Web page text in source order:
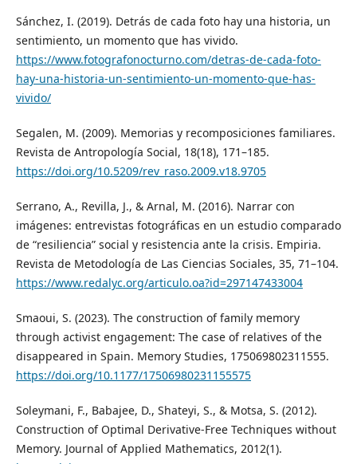
Sánchez, I. (2019). Detrás de cada foto hay una historia, un
sentimiento, un momento que has vivido.
https://www.fotografonocturno.com/detras-de-cada-foto-
hay-una-historia-un-sentimiento-un-momento-que-has-
vivido/
Segalen, M. (2009). Memorias y recomposiciones familiares.
Revista de Antropología Social, 18(18), 171–185.
https://doi.org/10.5209/rev_raso.2009.v18.9705
Serrano, A., Revilla, J., & Arnal, M. (2016). Narrar con
imágenes: entrevistas fotográficas en un estudio comparado
de “resiliencia” social y resistencia ante la crisis. Empiria.
Revista de Metodología de Las Ciencias Sociales, 35, 71–104.
https://www.redalyc.org/articulo.oa?id=297147433004
Smaoui, S. (2023). The construction of family memory
through activist engagement: The case of relatives of the
disappeared in Spain. Memory Studies, 175069802311555.
https://doi.org/10.1177/17506980231155575
Soleymani, F., Babajee, D., Shateyi, S., & Motsa, S. (2012).
Construction of Optimal Derivative‐Free Techniques without
Memory. Journal of Applied Mathematics, 2012(1).